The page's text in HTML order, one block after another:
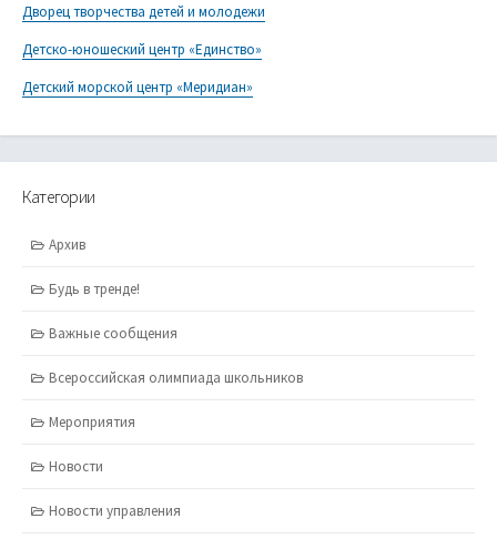
Дворец творчества детей и молодежи
Детско-юношеский центр «Единство»
Детский морской центр «Меридиан»
Категории
Архив
Будь в тренде!
Важные сообщения
Всероссийская олимпиада школьников
Мероприятия
Новости
Новости управления